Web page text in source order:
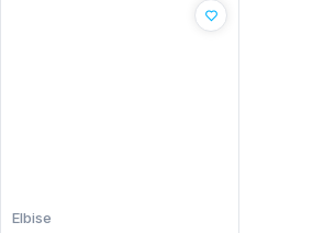
Elbise